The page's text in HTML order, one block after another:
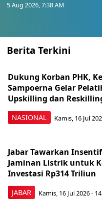
5 Aug 2026, 7:38 AM
Berita Terkini
NASIONAL
Dukung Korban PHK,
Sampoerna Gelar
Upskilling dan
Kamis, 16 Jul
JABAR
Jabar Tawarkan
Jaminan Listrik untuk
Investasi Rp314 Triliun
Kamis, 16 Jul 2026 -